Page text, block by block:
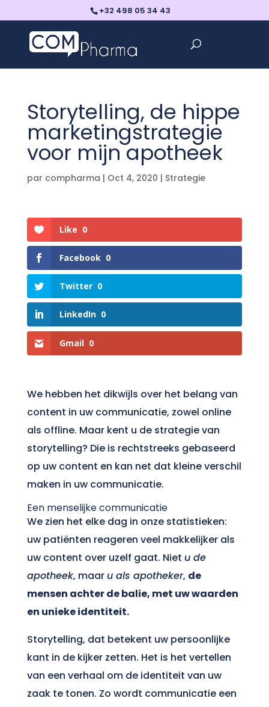
+32 498 05 34 43
Storytelling, de hippe
marketingstrategie
voor mijn apotheek
par compharma | Oct 4, 2020 | Strategie
Like 0
Facebook 0
Twitter 0
LinkedIn 0
Gmail 0
We hebben het dikwijls over het belang van
content in uw communicatie, zowel online
als offline. Maar kent u de strategie van
storytelling? Die is rechtstreeks gebaseerd
op uw content en kan net dat kleine verschil
maken in uw communicatie.
Een menselijke communicatie
We zien het elke dag in onze statistieken:
uw patiënten reageren veel makkelijker als
uw content over uzelf gaat. Niet u de
apotheek, maaru als apotheker, de
mensen achter de balie, met uw waarden
en unieke identiteit.
Storytelling, dat betekent uw persoonlijke
kant in de kijker zetten. Het is het vertellen
van een verhaal om de identiteit van uw
zaak te tonen. Zo wordt communicatie een